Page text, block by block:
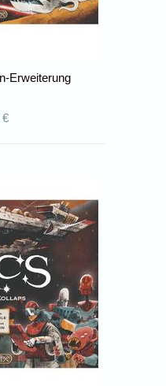
Erweiterung
€